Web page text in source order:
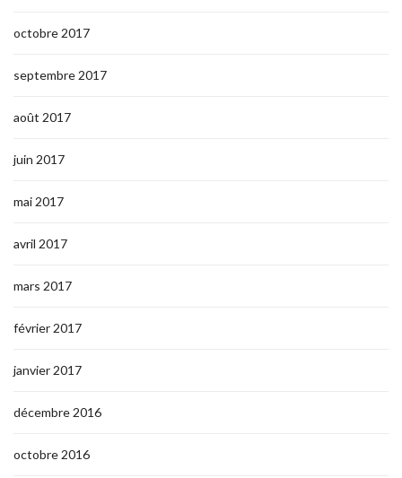
octobre 2017
septembre 2017
août 2017
juin 2017
mai 2017
avril 2017
mars 2017
février 2017
janvier 2017
décembre 2016
octobre 2016